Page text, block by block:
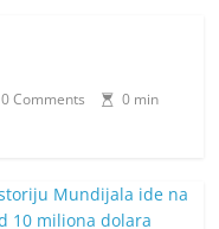
0 Comments
0 min